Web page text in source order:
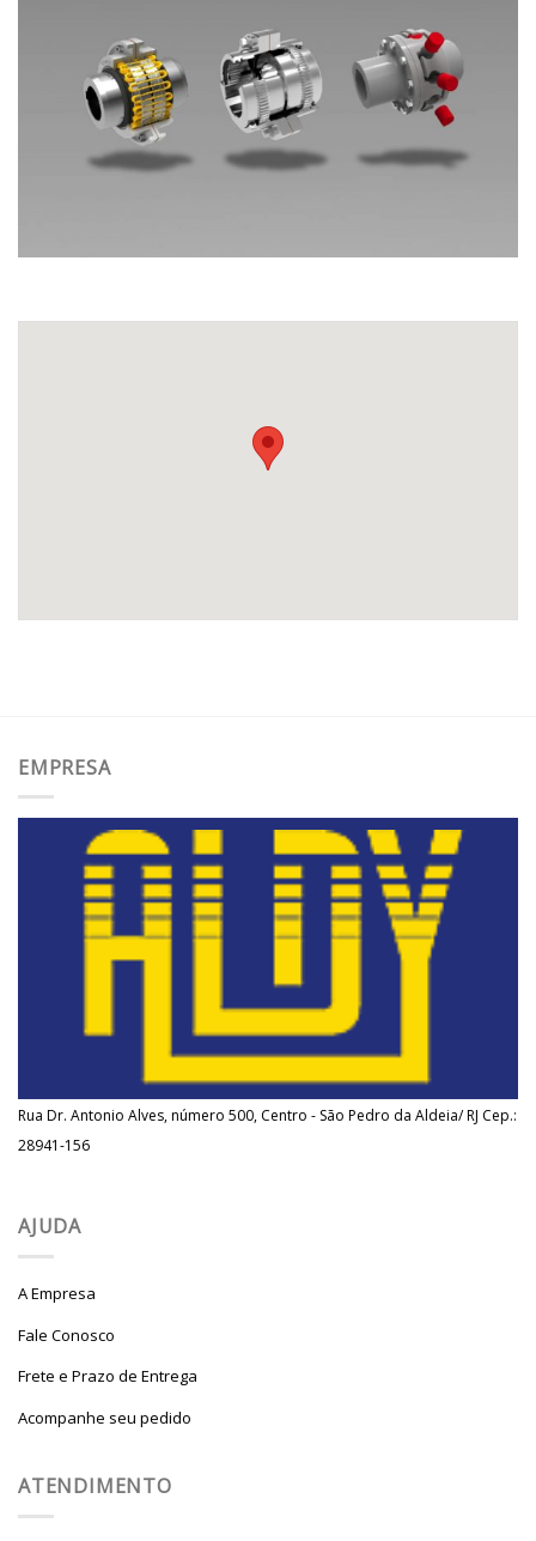
EMPRESA
Rua Dr. Antonio Alves, número 500, Centro - São Pedro da Aldeia/ RJ Cep.:
28941-156
AJUDA
A Empresa
Fale Conosco
Frete e Prazo de Entrega
Acompanhe seu pedido
ATENDIMENTO